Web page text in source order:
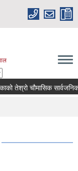
तेश्रो चौमासिक सार्वजनिक